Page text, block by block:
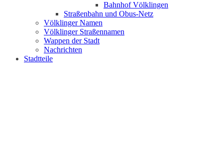
Bahnhof Völklingen
Straßenbahn und Obus-Netz
Völklinger Namen
Völklinger Straßennamen
Wappen der Stadt
Nachrichten
Stadtteile